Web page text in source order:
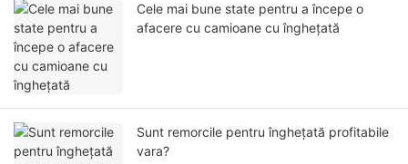
Cele mai bune state pentru a începe o
afacere cu camioane cu înghețată
Sunt remorcile pentru înghețată profitabile
vara?